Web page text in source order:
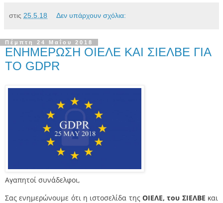
στις 25.5.18 Δεν υπάρχουν σχόλια:
Πέμπτη 24 Μαΐου 2018
ΕΝΗΜΕΡΩΣΗ ΟΙΕΛΕ ΚΑΙ ΣΙΕΛΒΕ ΓΙΑ
ΤΟ GDPR
Αγαπητοί συνάδελφοι,
Σας ενημερώνουμε ότι η ιστοσελίδα της ΟΙΕΛΕ, του ΣΙΕΛΒΕ και